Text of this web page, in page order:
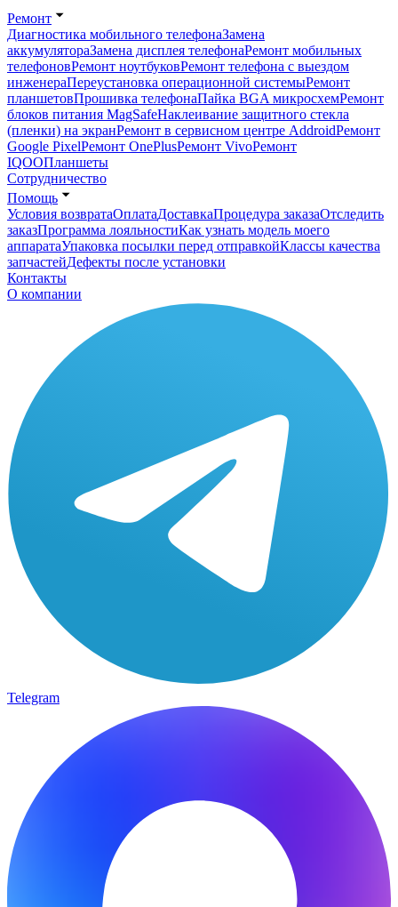
Ремонт
Диагностика мобильного телефонаЗамена
аккумулятораЗамена дисплея телефонаРемонт мобильных
телефоновРемонт ноутбуковРемонт телефона с выездом
инженераПереустановка операционной системыРемонт
планшетовПрошивка телефонаПайка BGA микросхемРемонт
блоков питания MagSafeНаклеивание защитного стекла
(пленки) на экранРемонт в сервисном центре AddroidРемонт
Google PixelРемонт OnePlusРемонт VivoРемонт
IQOOПланшеты
Сотрудничество
Помощь
Условия возвратаОплатаДоставкаПроцедура заказаОтследить
заказПрограмма лояльностиКак узнать модель моего
аппаратаУпаковка посылки перед отправкойКлассы качества
запчастейДефекты после установки
Контакты
О компании
Telegram